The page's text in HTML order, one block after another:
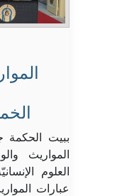
الخميس
ببيت الحكمة
المواريث
العلوم
عبارات